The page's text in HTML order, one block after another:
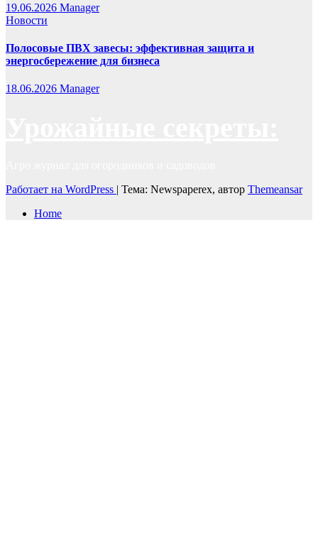
19.06.2026 Manager
Новости
Полосовые ПВХ завесы: эффективная защита и
энергосбережение для бизнеса
18.06.2026 Manager
Работает на WordPress | Тема: Newspaperex, автор Themeansar
Home